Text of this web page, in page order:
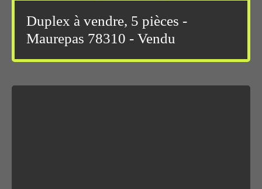
Duplex à vendre, 5 pièces -
Maurepas 78310 - Vendu